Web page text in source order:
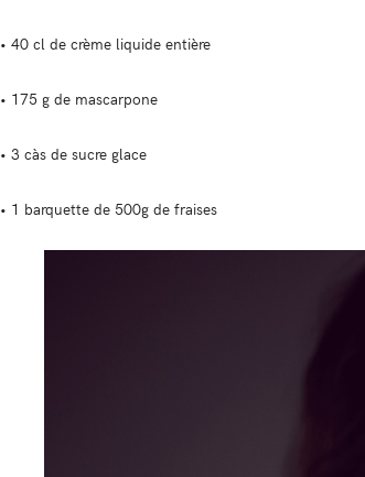
• 40 cl de crème liquide entière
• 175 g de mascarpone
• 3 càs de sucre glace
• 1 barquette de 500g de fraises